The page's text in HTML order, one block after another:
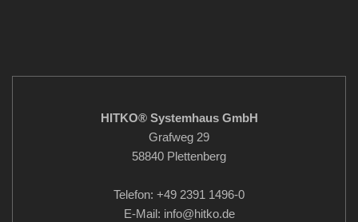
HITKO® Systemhaus GmbH
Grafweg 29
58840 Plettenberg
Telefon: +49 2391 1496-0
E-Mail: info@hitko.de